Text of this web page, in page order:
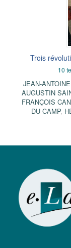
Trois
10
JEAN-
AUGUSTIN
FRANÇOIS
DU CAMP,